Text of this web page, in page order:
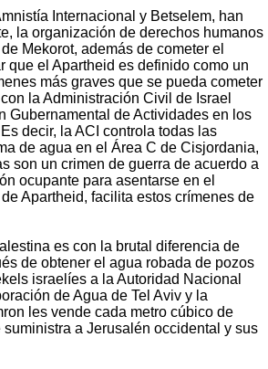
Internacional y Betselem, han
la organización de derechos humanos
Mekorot, además de cometer el
que el Apartheid es definido como un
más graves que se pueda cometer
la Administración Civil de Israel
Gubernamental de Actividades en los
decir, la ACI controla todas las
de agua en el Área C de Cisjordania,
son un crimen de guerra de acuerdo a
ocupante para asentarse en el
Apartheid, facilita estos crímenes de
es con la brutal diferencia de
de obtener el agua robada de pozos
israelíes a la Autoridad Nacional
de Agua de Tel Aviv y la
les vende cada metro cúbico de
a Jerusalén occidental y sus